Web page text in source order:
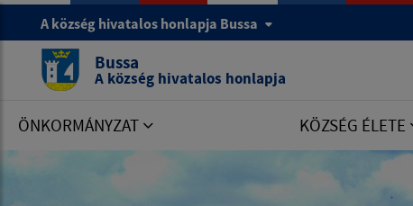
A község hivatalos honlapja Bussa
Bussa
A község hivatalos honlapja
ÖNKORMÁNYZAT KÖZSÉG ÉLETE